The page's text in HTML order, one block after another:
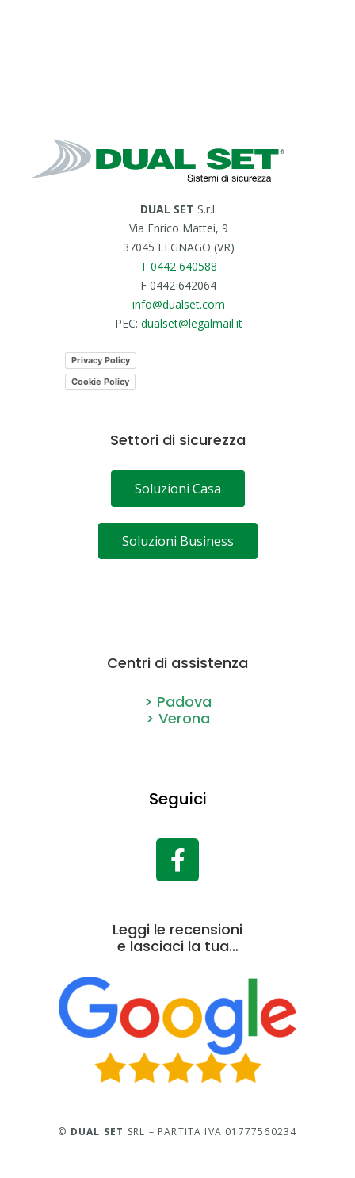
DUAL SET S.r.l.
Via Enrico Mattei, 9
37045 LEGNAGO (VR)
T 0442 640588
F 0442 642064
info@dualset.com
PEC: dualset@legalmail.it
Privacy Policy
Cookie Policy
Settori di sicurezza
Soluzioni Casa
Soluzioni Business
Centri di assistenza
> Padova
> Verona
Seguici
Leggi le recensioni
e lasciaci la tua…
© DUAL SET SRL – PARTITA IVA 01777560234